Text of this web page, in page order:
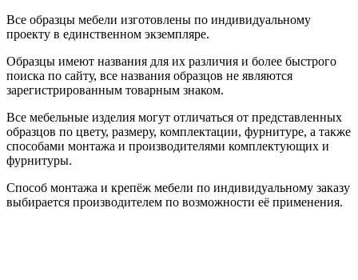
Все образцы мебели изготовлены по индивидуальному
проекту в единственном экземпляре.
Образцы имеют названия для их различия и более быстрого
поиска по сайту, все названия образцов не являются
зарегистрированным товарным знаком.
Все мебельные изделия могут отличаться от представленных
образцов по цвету, размеру, комплектации, фурнитуре, а также
способами монтажа и производителями комплектующих и
фурнитуры.
Способ монтажа и крепёж мебели по индивидуальному заказу
выбирается производителем по возможности её применения.